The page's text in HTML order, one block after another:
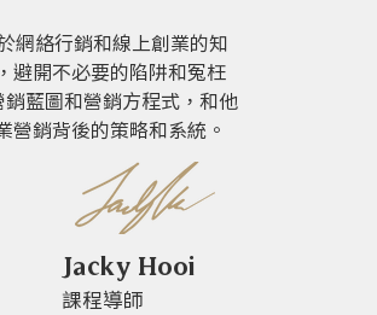
網絡行銷和線上創業的知
避開不必要的陷阱和冤枉
藍圖和營銷方程式，和他
銷背後的策略和系統。
Jacky Hooi
​課程導師